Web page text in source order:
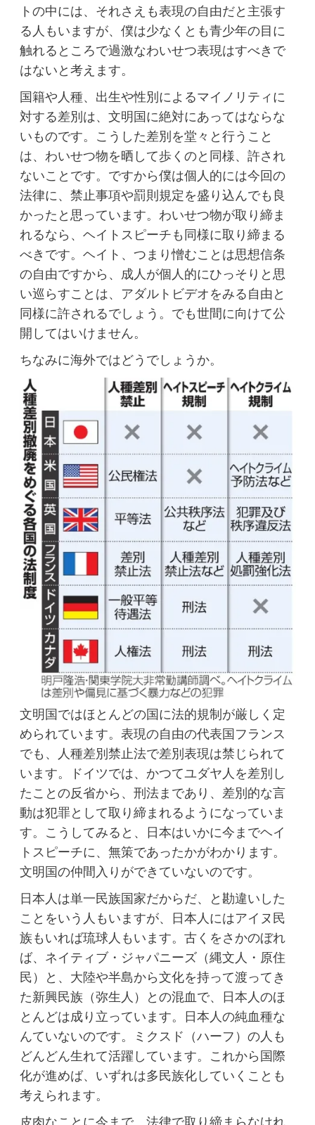
トの中には、それさえも表現の自由だと主張す
る人もいますが、僕は少なくとも青少年の目に
触れるところで過激なわいせつ表現はすべきで
はないと考えます。
国籍や人種、出生や性別によるマイノリティに
対する差別は、文明国に絶対にあってはならな
いものです。こうした差別を堂々と行うこと
は、わいせつ物を晒して歩くのと同様、許され
ないことです。ですから僕は個人的には今回の
法律に、禁止事項や罰則規定を盛り込んでも良
かったと思っています。わいせつ物が取り締ま
れるなら、ヘイトスピーチも同様に取り締まる
べきです。ヘイト、つまり憎むことは思想信条
の自由ですから、成人が個人的にひっそりと思
い巡らすことは、アダルトビデオをみる自由と
同様に許されるでしょう。でも世間に向けて公
開してはいけません。
ちなみに海外ではどうでしょうか。
文明国ではほとんどの国に法的規制が厳しく定
められています。表現の自由の代表国フランス
でも、人種差別禁止法で差別表現は禁じられて
います。ドイツでは、かつてユダヤ人を差別し
たことの反省から、刑法まであり、差別的な言
動は犯罪として取り締まれるようになっていま
す。こうしてみると、日本はいかに今までヘイ
トスピーチに、無策であったかがわかります。
文明国の仲間入りができていないのです。
日本人は単一民族国家だからだ、と勘違いした
ことをいう人もいますが、日本人にはアイヌ民
族もいれば琉球人もいます。古くをさかのぼれ
ば、ネイティブ・ジャパニーズ（縄文人・原住
民）と、大陸や半島から文化を持って渡ってき
た新興民族（弥生人）との混血で、日本人のほ
とんどは成り立っています。日本人の純血種な
んていないのです。ミクスド（ハーフ）の人も
どんどん生れて活躍しています。これから国際
化が進めば、いずれは多民族化していくことも
考えられます。